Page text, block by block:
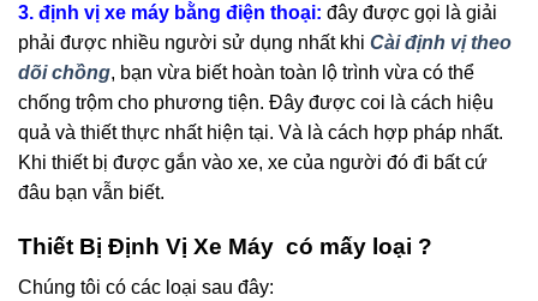
3. định vị xe máy bằng điện thoại: đây được gọi là giải
phải được nhiều người sử dụng nhất khi Cài định vị theo
dõi chồng, bạn vừa biết hoàn toàn lộ trình vừa có thể
chống trộm cho phương tiện. Đây được coi là cách hiệu
quả và thiết thực nhất hiện tại. Và là cách hợp pháp nhất.
Khi thiết bị được gắn vào xe, xe của người đó đi bất cứ
đâu bạn vẫn biết.
Thiết Bị Định Vị Xe Máy có mấy loại ?
Chúng tôi có các loại sau đây: